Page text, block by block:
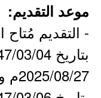
موعد التقديم:
- التقديم مُتاح